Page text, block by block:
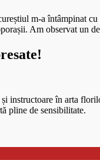
m-a întâmpinat
Am observat un
instructoare în arta
pline de sensibilitate.